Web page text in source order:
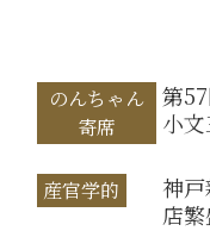
のんちゃん
寄席
第
小文
産官学的
神
店繁